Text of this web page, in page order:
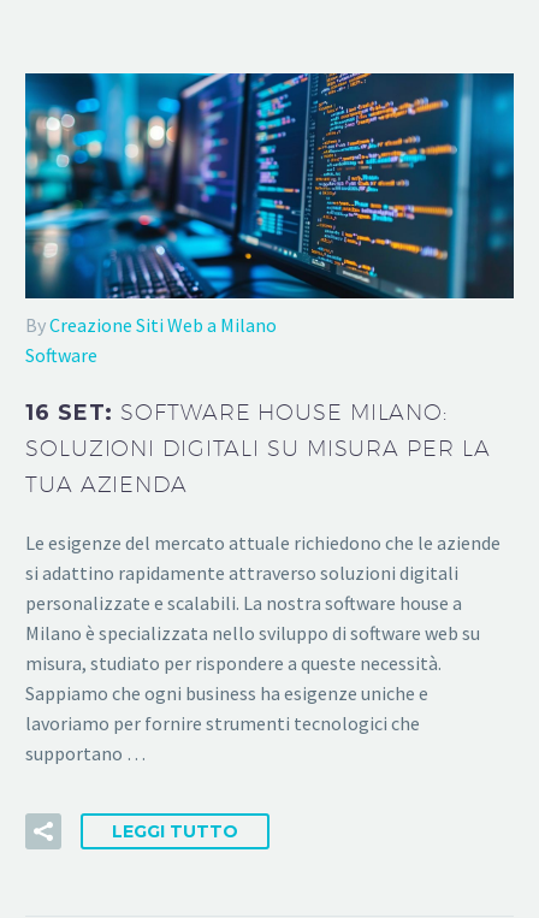
ByCreazione Siti Web a Milano
Software
16 SET: SOFTWARE HOUSE MILANO:
SOLUZIONI DIGITALI SU MISURA PER LA
TUA AZIENDA
Le esigenze del mercato attuale richiedono che le aziende
si adattino rapidamente attraverso soluzioni digitali
personalizzate e scalabili. La nostra software house a
Milano è specializzata nello sviluppo di software web su
misura, studiato per rispondere a queste necessità.
Sappiamo che ogni business ha esigenze uniche e
lavoriamo per fornire strumenti tecnologici che
supportano …
LEGGI TUTTO